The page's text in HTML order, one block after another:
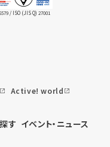
/ ISO (JIS Q) 27001
Active! world
す イベント・ニュース